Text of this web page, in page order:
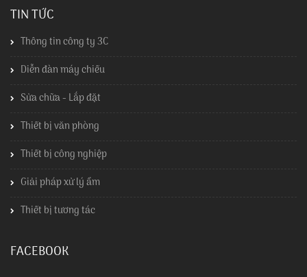
TIN TỨC
Thông tin công ty 3C
Diễn đàn máy chiếu
Sửa chữa - Lắp đặt
Thiết bị văn phòng
Thiết bị công nghiệp
Giải pháp xử lý ẩm
Thiết bị tương tác
FACEBOOK